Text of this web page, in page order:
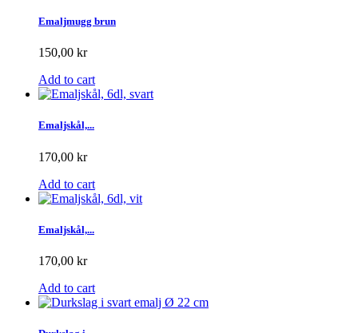
Emaljmugg brun
150,00 kr
Add to cart
Emaljskål,...
170,00 kr
Add to cart
Emaljskål,...
170,00 kr
Add to cart